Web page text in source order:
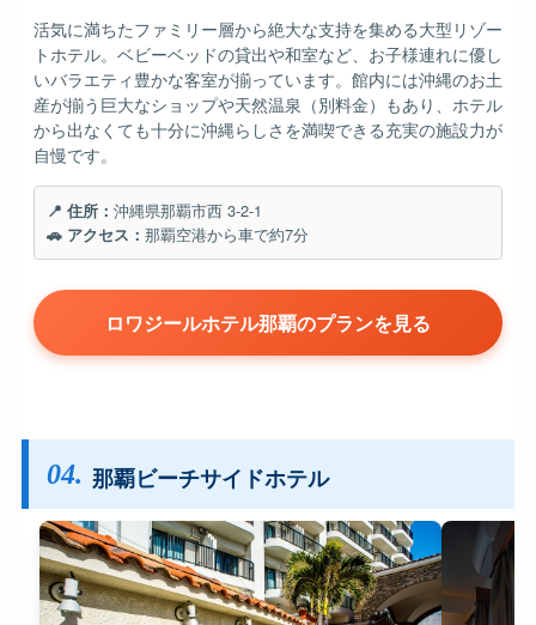
活気に満ちたファミリー層から絶大な支持を集める大型リゾー
トホテル。ベビーベッドの貸出や和室など、お子様連れに優し
いバラエティ豊かな客室が揃っています。館内には沖縄のお土
産が揃う巨大なショップや天然温泉（別料金）もあり、ホテル
から出なくても十分に沖縄らしさを満喫できる充実の施設力が
自慢です。
📍 住所： 沖縄県那覇市西 3-2-1
🚗 アクセス： 那覇空港から車で約7分
ロワジールホテル那覇のプランを見る
04. 那覇ビーチサイドホテル